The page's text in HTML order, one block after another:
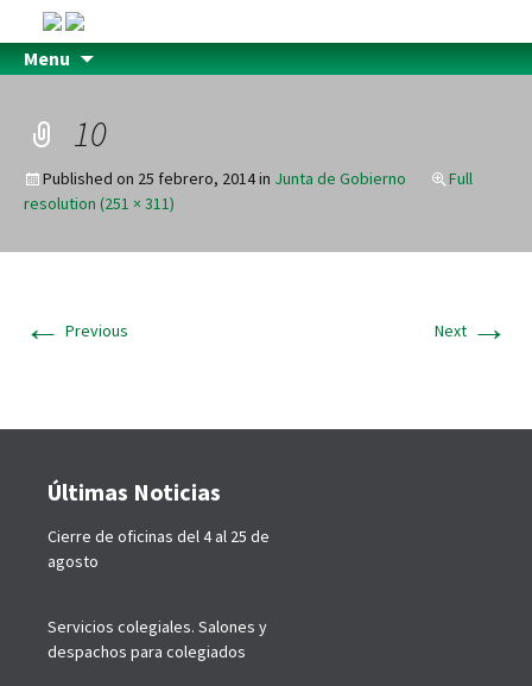
Menu
10
Published on 25 febrero, 2014in Junta de Gobierno
Full
resolution (251 × 311)
← Previous Next →
Últimas Noticias
Cierre de oficinas del 4 al 25 de
agosto
Servicios colegiales. Salones y
despachos para colegiados